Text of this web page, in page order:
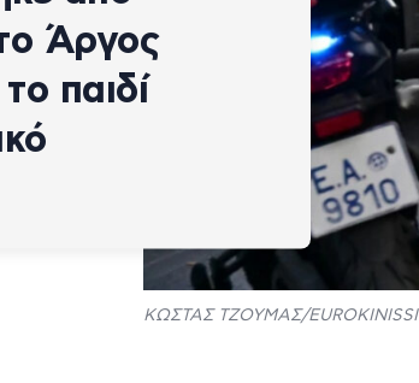
Άργος
παιδί
ΚΩΣΤΑΣ ΤΖΟΥΜΑΣ/EUROKINISSI